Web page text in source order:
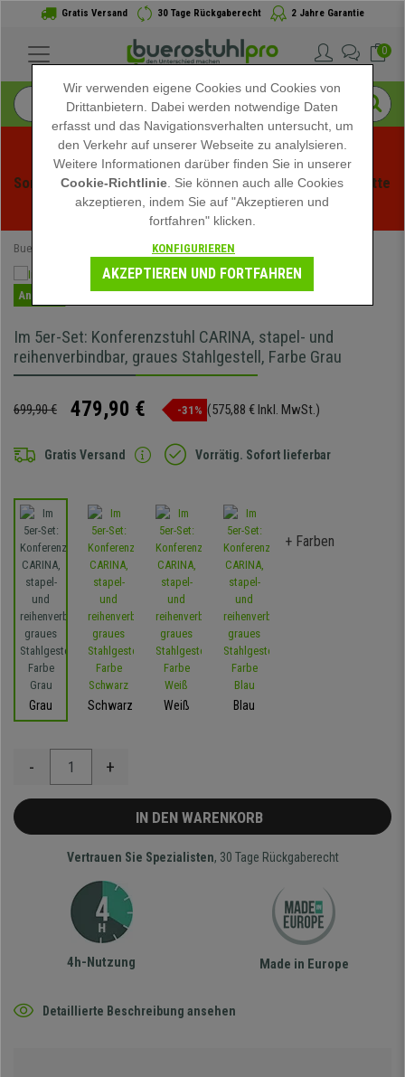
Gratis Versand 30 Tage Rückgaberecht 2 Jahre Garantie
0
Sommerschlussverauf bei buerstuhlpro! Exklusive Rabatte
für kurze Zeit - Aktion ansehen -
Buerostuhlpro
Angebot
Im 5er-Set: Konferenzstuhl CARINA, stapel- und
reihenverbindbar, graues Stahlgestell, Farbe Grau
699,90 € 479,90 € -31% (575,88 € Inkl. MwSt.)
Gratis Versand Vorrätig. Sofort lieferbar
Grau Schwarz Weiß Blau
+ Farben
- +
IN DEN WARENKORB
Vertrauen Sie Spezialisten, 30 Tage Rückgaberecht
4h-Nutzung Made in Europe
Detaillierte Beschreibung ansehen
Wir verwenden eigene Cookies und Cookies von
Drittanbietern. Dabei werden notwendige Daten
erfasst und das Navigationsverhalten untersucht, um
den Verkehr auf unserer Webseite zu analylsieren.
Weitere Informationen darüber finden Sie in unserer
Cookie-Richtlinie . Sie können auch alle Cookies
akzeptieren, indem Sie auf "Akzeptieren und
fortfahren" klicken.
KONFIGURIEREN
AKZEPTIEREN UND FORTFAHREN